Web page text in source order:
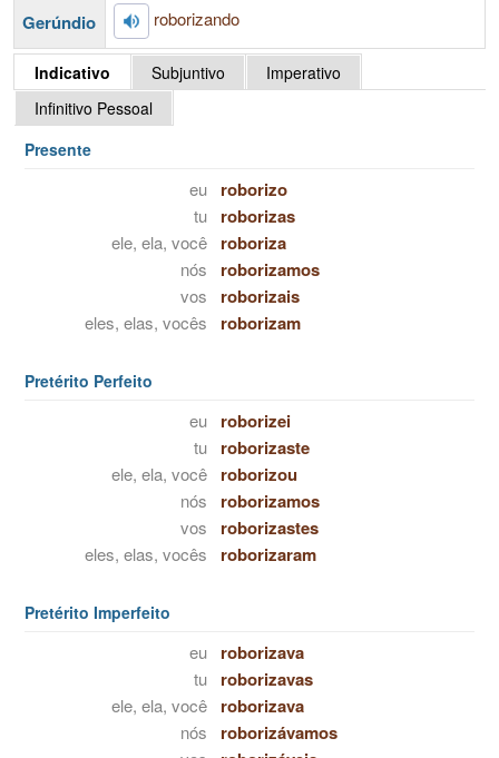
Gerúndio roborizando
Indicativo Subjuntivo
Imperativo
Infinitivo Pessoal
Presente
eu roborizo
tu roborizas
ele, ela, você roboriza
nós roborizamos
vos roborizais
eles, elas, vocês roborizam
Pretérito Perfeito
eu roborizei
tu roborizaste
ele, ela, você roborizou
nós roborizamos
vos roborizastes
eles, elas, vocês roborizaram
Pretérito Imperfeito
eu roborizava
tu roborizavas
ele, ela, você roborizava
nós roborizávamos